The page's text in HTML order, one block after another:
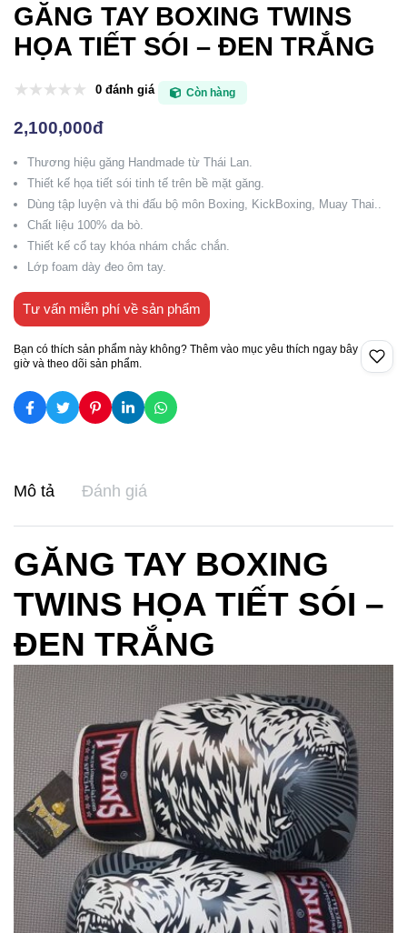
GĂNG TAY BOXING TWINS
HỌA TIẾT SÓI – ĐEN TRẮNG
0 đánh giá Còn hàng
2,100,000đ
Thương hiệu găng Handmade từ Thái Lan.
Thiết kế họa tiết sói tinh tế trên bề mặt găng.
Dùng tập luyện và thi đấu bộ môn Boxing, KickBoxing, Muay Thai..
Chất liệu 100% da bò.
Thiết kế cổ tay khóa nhám chắc chắn.
Lớp foam dày đeo ôm tay.
Tư vấn miễn phí về sản phẩm
Bạn có thích sản phẩm này không? Thêm vào mục yêu thích ngay bây
giờ và theo dõi sản phẩm.
Mô tả Đánh giá
GĂNG TAY BOXING
TWINS HỌA TIẾT SÓI –
ĐEN TRẮNG